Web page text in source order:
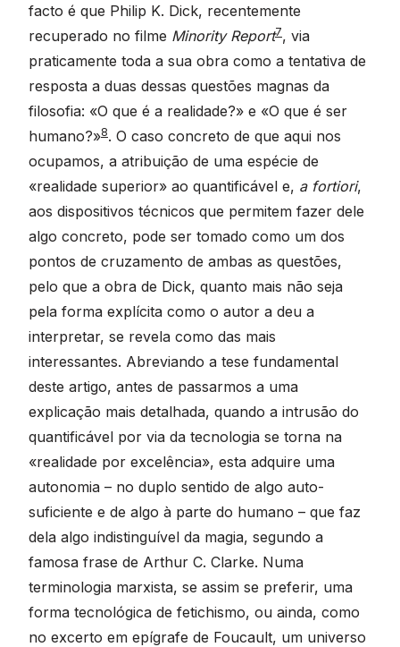
facto é que Philip K. Dick, recentemente
recuperado no filme Minority Report7, via
praticamente toda a sua obra como a tentativa de
resposta a duas dessas questões magnas da
filosofia: «O que é a realidade?» e «O que é ser
humano?»8. O caso concreto de que aqui nos
ocupamos, a atribuição de uma espécie de
«realidade superior» ao quantificável e, a fortiori,
aos dispositivos técnicos que permitem fazer dele
algo concreto, pode ser tomado como um dos
pontos de cruzamento de ambas as questões,
pelo que a obra de Dick, quanto mais não seja
pela forma explícita como o autor a deu a
interpretar, se revela como das mais
interessantes. Abreviando a tese fundamental
deste artigo, antes de passarmos a uma
explicação mais detalhada, quando a intrusão do
quantificável por via da tecnologia se torna na
«realidade por excelência», esta adquire uma
autonomia – no duplo sentido de algo auto-
suficiente e de algo à parte do humano – que faz
dela algo indistinguível da magia, segundo a
famosa frase de Arthur C. Clarke. Numa
terminologia marxista, se assim se preferir, uma
forma tecnológica de fetichismo, ou ainda, como
no excerto em epígrafe de Foucault, um universo